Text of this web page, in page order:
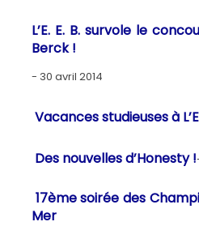
L’E. E. B. survole le
Berck !
30 avril 2014
Vacances studieuses à
Des nouvelles d’Honesty !
17ème soirée des
Mer